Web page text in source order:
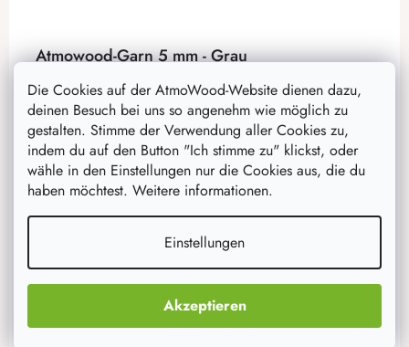
Die Cookies auf der AtmoWood-Website dienen dazu,
deinen Besuch bei uns so angenehm wie möglich zu
gestalten. Stimme der Verwendung aller Cookies zu,
indem du auf den Button "Ich stimme zu" klickst, oder
wähle in den Einstellungen nur die Cookies aus, die du
haben möchtest. Weitere informationen.
Einstellungen
Akzeptieren
Atmowood-Garn 5 mm - Grau
8,60 €
10,80 €
Das Garn in der universellen grauen Farbe eignet sich
ideal für die Herstellung eines gehäkelten Korbes mit
Hilfe eines Holzbodens. Es verfügt über einen
Polyesterkern, 100 m...